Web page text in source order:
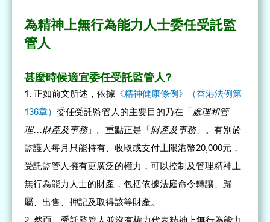
為精神上無行為能力人士委任受託監
管人
甚麼時候適宜委任受託監管人?
正如前文所述，依據 《精神健康條例》（香港法例第
136章）委任受託監管人的主要目的乃在「處理和管
理…財產及事務」。重點正是「財產及事務」。有別於
監護人每月只能持有、收取或支付上限港幣20,000元，
受託監管人擁有更廣泛的權力，可以控制及管理精神上
無行為能力人士的財產，包括依據法庭命令轉讓、歸
屬、出售、押記及取得該等財產。